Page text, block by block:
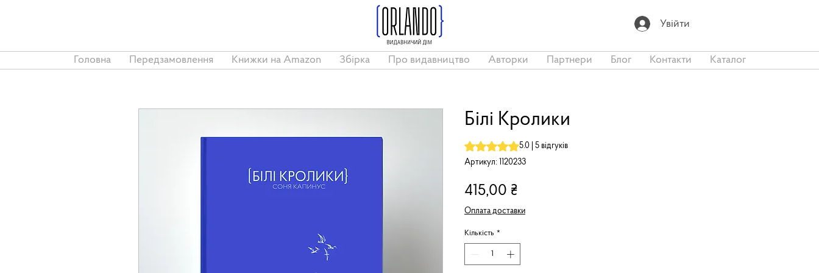
Увійти
Головна Передзамовлення Книжки на Amazon Збірка Про видавництво Авторки Партнери Блог Контакти Каталог
Білі Кролики
Рейтинг: 5.0 із 5 зірок на основі 5 відгуків
5.0 | 5 відгуків
Артикул: 1120233
415,00 ₴Ціна
Оплата доставки
Кількість *